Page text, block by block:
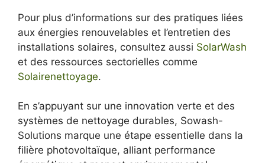
Pour plus d’informations sur des pratiques liées
aux énergies renouvelables et l’entretien des
installations solaires, consultez aussi SolarWash
et des ressources sectorielles comme
Solairenettoyage.
En s’appuyant sur une innovation verte et des
systèmes de nettoyage durables, Sowash-
Solutions marque une étape essentielle dans la
filière photovoltaïque, alliant performance